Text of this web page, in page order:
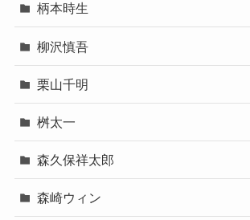
柄本時生
柳沢慎吾
栗山千明
桝太一
森久保祥太郎
森崎ウィン